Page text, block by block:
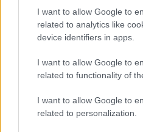
I want to allow Google to
related to analytics like
device identifiers in apps.
I want to allow Google to
related to functionality of
I want to allow Google to
related to personalization.
Vuoi rimanere
Iscriviti alla newsletter di
email periodiche contenenti
Indirizzo email*